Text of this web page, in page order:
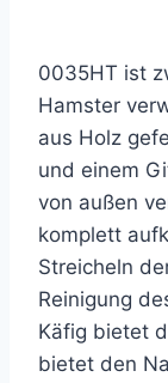
0035HT ist
Hamster
aus Holz
und einem
von außen
komplett
Streicheln
Reinigung
Käfig bietet
bietet den